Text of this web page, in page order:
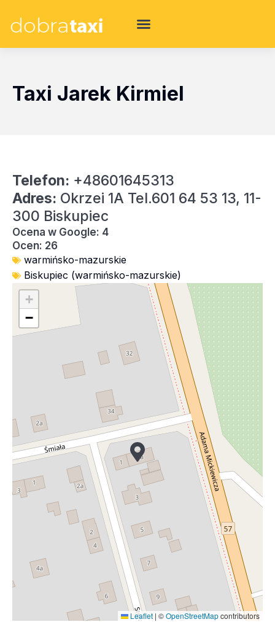
Taxi Jarek Kirmiel
Telefon: +48601645313
Adres: Okrzei 1A Tel.601 64 53 13, 11-
300 Biskupiec
Ocena w Google: 4
Ocen: 26
warmińsko-mazurskie
Biskupiec (warmińsko-mazurskie)
+
−
Leaflet | ©OpenStreetMapcontributors